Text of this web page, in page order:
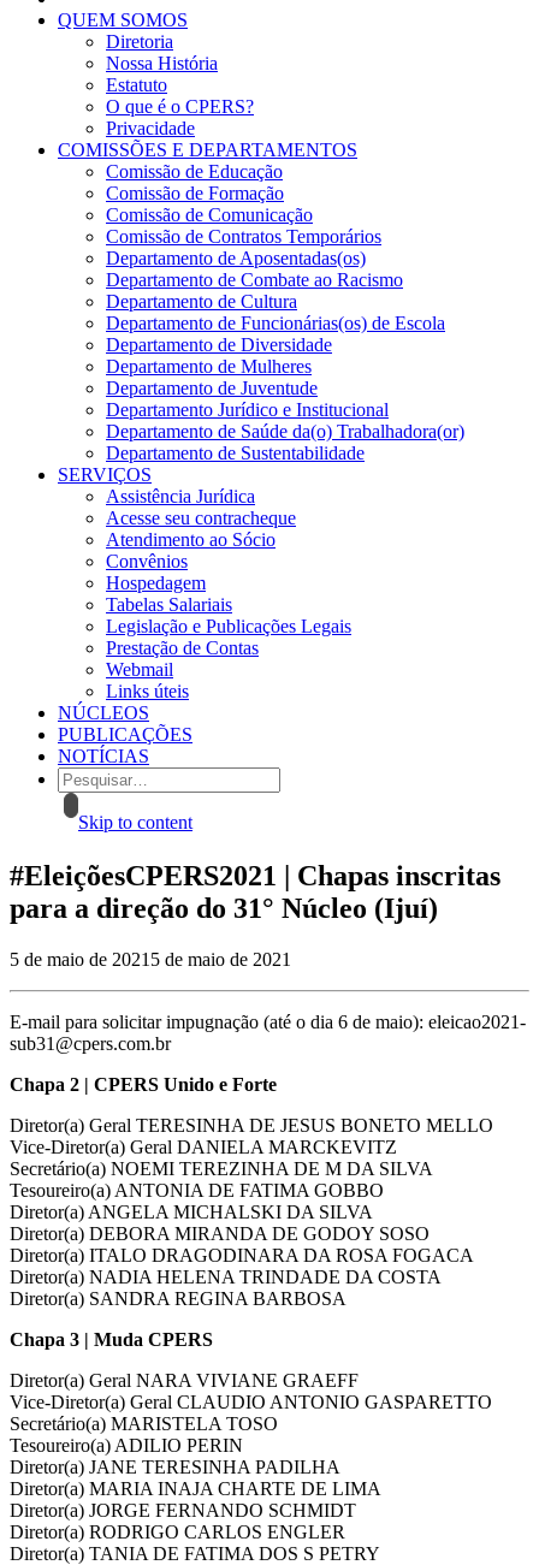
QUEM SOMOS
Diretoria
Nossa História
Estatuto
O que é o CPERS?
Privacidade
COMISSÕES E DEPARTAMENTOS
Comissão de Educação
Comissão de Formação
Comissão de Comunicação
Comissão de Contratos Temporários
Departamento de Aposentadas(os)
Departamento de Combate ao Racismo
Departamento de Cultura
Departamento de Funcionárias(os) de Escola
Departamento de Diversidade
Departamento de Mulheres
Departamento de Juventude
Departamento Jurídico e Institucional
Departamento de Saúde da(o) Trabalhadora(or)
Departamento de Sustentabilidade
SERVIÇOS
Assistência Jurídica
Acesse seu contracheque
Atendimento ao Sócio
Convênios
Hospedagem
Tabelas Salariais
Legislação e Publicações Legais
Prestação de Contas
Webmail
Links úteis
NÚCLEOS
PUBLICAÇÕES
NOTÍCIAS
Skip to content
#EleiçõesCPERS2021 | Chapas inscritas
para a direção do 31° Núcleo (Ijuí)
5 de maio de 2021 5 de maio de 2021
E-mail para solicitar impugnação (até o dia 6 de maio): eleicao2021-
sub31@cpers.com.br
Chapa 2 | CPERS Unido e Forte
Diretor(a) Geral TERESINHA DE JESUS BONETO MELLO
Vice-Diretor(a) Geral DANIELA MARCKEVITZ
Secretário(a) NOEMI TEREZINHA DE M DA SILVA
Tesoureiro(a) ANTONIA DE FATIMA GOBBO
Diretor(a) ANGELA MICHALSKI DA SILVA
Diretor(a) DEBORA MIRANDA DE GODOY SOSO
Diretor(a) ITALO DRAGODINARA DA ROSA FOGACA
Diretor(a) NADIA HELENA TRINDADE DA COSTA
Diretor(a) SANDRA REGINA BARBOSA
Chapa 3 | Muda CPERS
Diretor(a) Geral NARA VIVIANE GRAEFF
Vice-Diretor(a) Geral CLAUDIO ANTONIO GASPARETTO
Secretário(a) MARISTELA TOSO
Tesoureiro(a) ADILIO PERIN
Diretor(a) JANE TERESINHA PADILHA
Diretor(a) MARIA INAJA CHARTE DE LIMA
Diretor(a) JORGE FERNANDO SCHMIDT
Diretor(a) RODRIGO CARLOS ENGLER
Diretor(a) TANIA DE FATIMA DOS S PETRY